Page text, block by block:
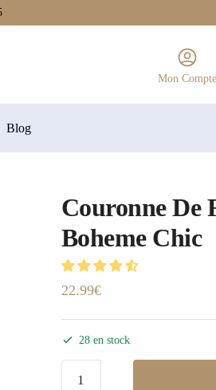
Mon Compte
Blog
Couronne De
Boheme Chic
22.99€
28 en stock